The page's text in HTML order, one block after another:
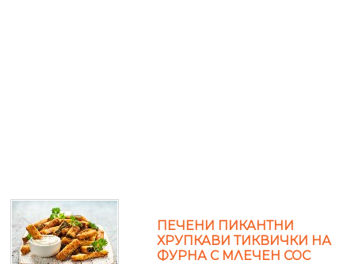
ПЕЧЕНИ ПИКАНТНИ
ХРУПКАВИ ТИКВИЧКИ НА
ФУРНА С МЛЕЧЕН СОС